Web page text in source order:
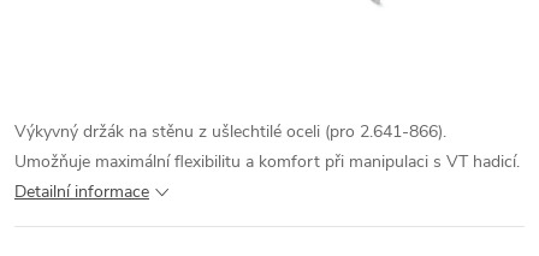
Výkyvný držák na stěnu z ušlechtilé oceli (pro 2.641-866).
Umožňuje maximální flexibilitu a komfort při manipulaci s VT hadicí.
Detailní informace